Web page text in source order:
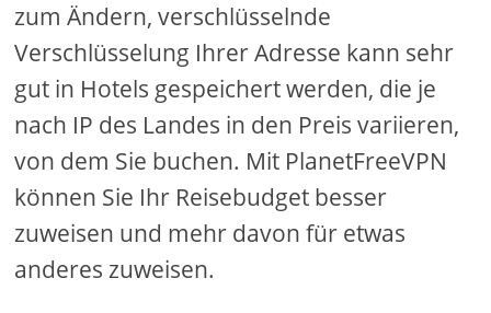
zum Ändern, verschlüsselnde
Verschlüsselung Ihrer Adresse kann sehr
gut in Hotels gespeichert werden, die je
nach IP des Landes in den Preis variieren,
von dem Sie buchen. Mit PlanetFreeVPN
können Sie Ihr Reisebudget besser
zuweisen und mehr davon für etwas
anderes zuweisen.